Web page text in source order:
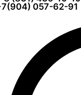
057-62-91